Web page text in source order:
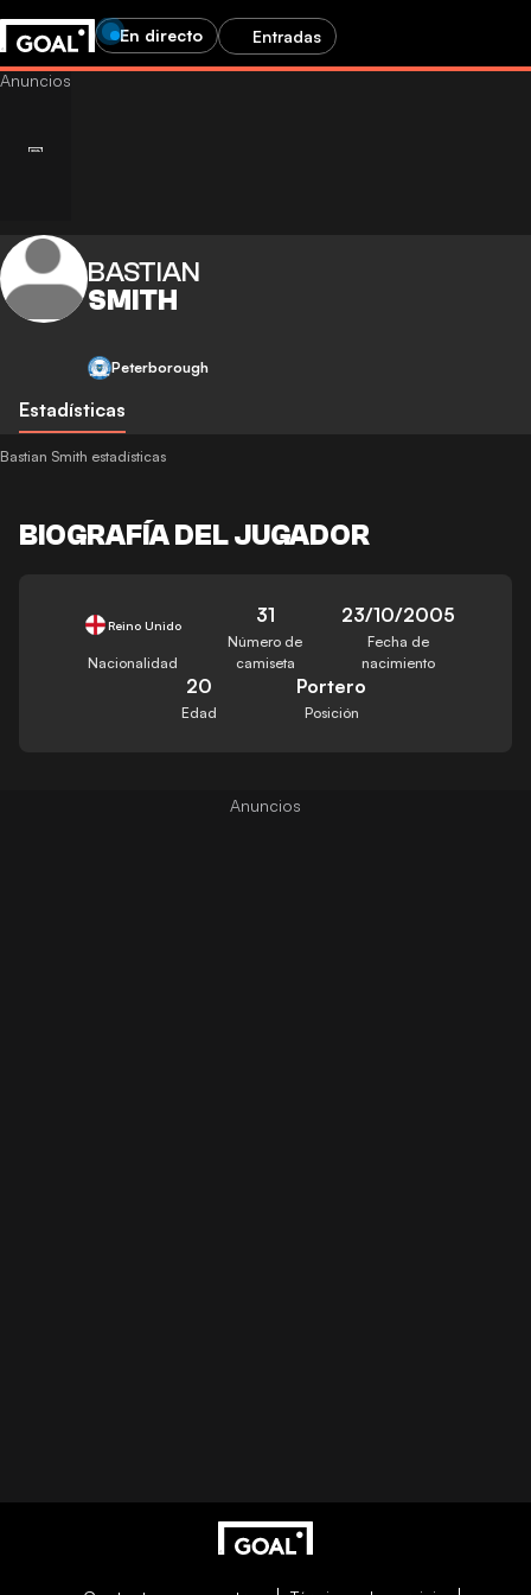
En directo Entradas
BASTIAN
SMITH
Peterborough
Estadísticas
Bastian Smith estadísticas
BIOGRAFÍA DEL JUGADOR
Reino Unido
Nacionalidad
31
Número de
camiseta
23/10/2005
Fecha de
nacimiento
20
Edad
Portero
Posición